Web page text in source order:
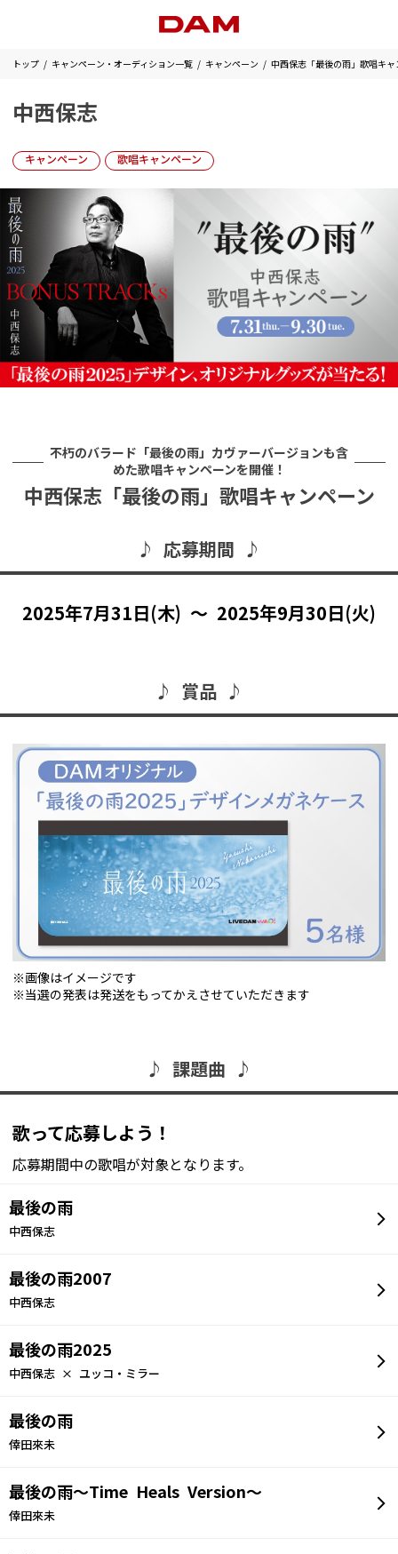
トップ キャンペーン・オーディション一覧 キャンペーン 中西保志「最後の雨」歌唱キャ
中西保志
キャンペーン 歌唱キャンペーン
不朽のバラード「最後の雨」カヴァーバージョンも含
めた歌唱キャンペーンを開催！
中西保志「最後の雨」歌唱キャンペーン
♪ 応募期間 ♪
2025年7月31日(木) ～ 2025年9月30日(火)
♪ 賞品 ♪
※画像はイメージです
※当選の発表は発送をもってかえさせていただきます
♪ 課題曲 ♪
歌って応募しよう！
応募期間中の歌唱が対象となります。
最後の雨
中西保志
最後の雨2007
中西保志
最後の雨2025
中西保志 × ユッコ・ミラー
最後の雨
倖田來未
最後の雨～Time Heals Version～
倖田來未